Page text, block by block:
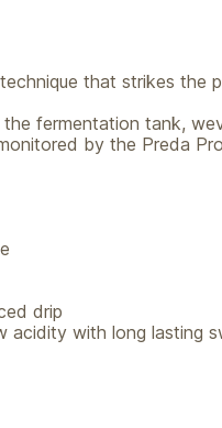
that strikes
fermentation tank,
by the Preda
drip
acidity with long